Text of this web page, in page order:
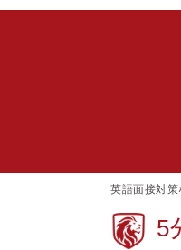
英語面接対
5